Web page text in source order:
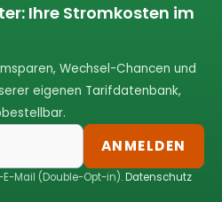
Ihre Stromkosten im
Wechsel-Chancen und
eigenen Tarifdatenbank,
ANMELDEN
Mail (Double-Opt-in).Datenschutz